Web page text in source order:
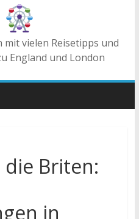
vielen Reisetipps und
England und London
Briten:
in